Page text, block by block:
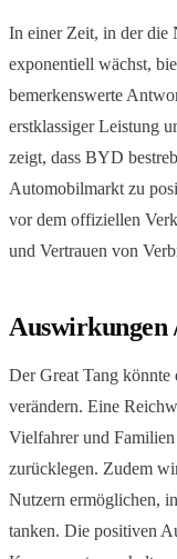
In einer Zeit, in der die
exponentiell wächst,
bemerkenswerte
erstklassiger Leistung
zeigt, dass BYD
Automobilmarkt zu
vor dem offiziellen
und Vertrauen von
Auswirkungen
Der Great Tang
verändern. Eine
Vielfahrer und
zurücklegen. Zudem
Nutzern ermöglichen,
tanken. Die positiven